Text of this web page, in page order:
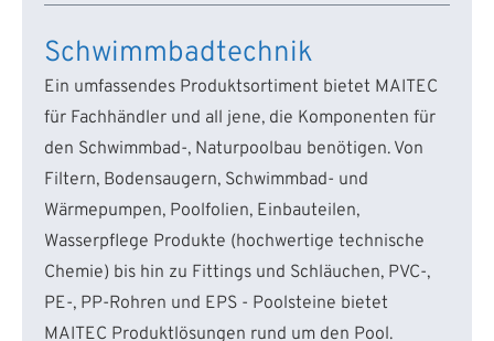
Schwimmbadtechnik
Ein umfassendes Produktsortiment bietet MAITEC
für Fachhändler und all jene, die Komponenten für
den Schwimmbad-, Naturpoolbau benötigen. Von
Filtern, Bodensaugern, Schwimmbad- und
Wärmepumpen, Poolfolien, Einbauteilen,
Wasserpflege Produkte (hochwertige technische
Chemie) bis hin zu Fittings und Schläuchen, PVC-,
PE-, PP-Rohren und EPS - Poolsteine bietet
MAITEC Produktlösungen rund um den Pool.